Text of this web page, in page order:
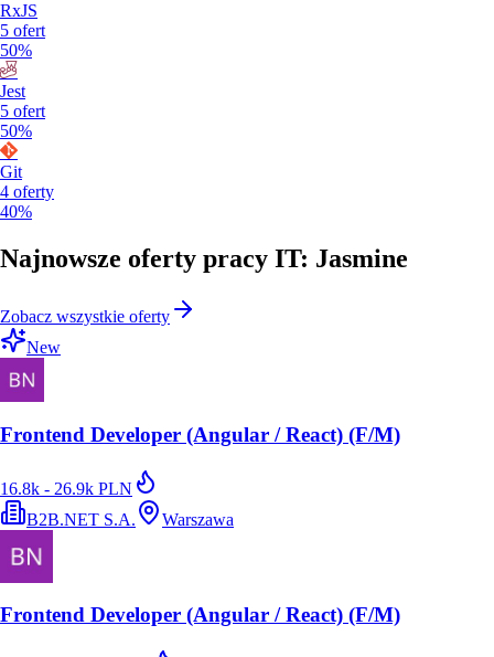
RxJS
5 ofert
50%
Jest
5 ofert
50%
Git
4 oferty
40%
Najnowsze oferty pracy IT: Jasmine
Zobacz wszystkie oferty
New
Frontend Developer (Angular / React) (F/M)
16.8k - 26.9k PLN
B2B.NET S.A.
Warszawa
Frontend Developer (Angular / React) (F/M)